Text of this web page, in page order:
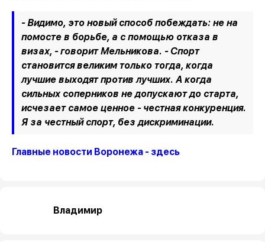
- Видимо, это новый способ побеждать: не на
помосте в борьбе, а с помощью отказа в
визах, - говорит Мельникова. - Спорт
становится великим только тогда, когда
лучшие выходят против лучших. А когда
сильных соперников не допускают до старта,
исчезает самое ценное - честная конкуренция.
Я за честный спорт, без дискриминации.
Главные новости Воронежа - здесь
Владимир